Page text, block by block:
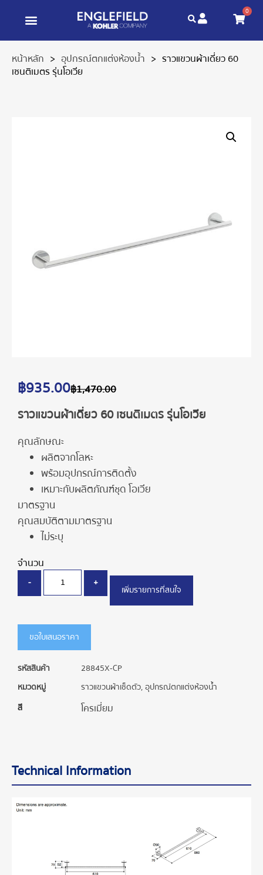
0
หน้าหลัก > อุปกรณ์ตกแต่งห้องน้ำ > ราวแขวนผ้าเดี่ยว 60
เซนติเมตร รุ่นโอเวีย
฿1,470.00
฿935.00
ราวแขวนผ้าเดี่ยว 60 เซนติเมตร รุ่นโอเวีย
คุณลักษณะ
ผลิตจากโลหะ
พร้อมอุปกรณ์การติดตั้ง
เหมาะกับผลิตภัณฑ์ชุด โอเวีย
มาตรฐาน
คุณสมบัติตามมาตรฐาน
ไม่ระบุ
จำนวน
- +
เพิ่มรายการที่สนใจ
ขอใบเสนอราคา
รหัสสินค้า
28845X-CP
หมวดหมู่
ราวแขวนผ้าเช็ดตัว,อุปกรณ์ตกแต่งห้องน้ำ
สี โครเมี่ยม
Technical Information